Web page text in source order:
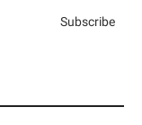
Subscribe